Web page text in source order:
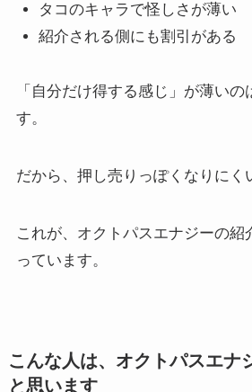
タコのキャラで怪しさが薄い
紹介される側にも割引がある
「自分だけ得する感じ」が薄い
す。
だから、押し売りっぽくなりにく
これが、オクトパスエナジーの紹
っています。
こんな人は、オクトパスエナ
と思います